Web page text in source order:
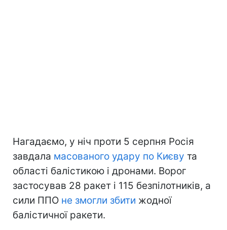
Нагадаємо, у ніч проти 5 серпня Росія
завдала масованого удару по Києву та
області балістикою і дронами. Ворог
застосував 28 ракет і 115 безпілотників, а
сили ППО не змогли збити жодної
балістичної ракети.